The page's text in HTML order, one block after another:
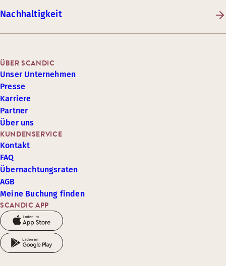
Nachhaltigkeit
SCANDIC APP
KUNDENSERVICE
Kontakt
FAQ
Übernachtungsraten
AGB
Meine Buchung finden
ÜBER SCANDIC
Unser Unternehmen
Presse
Karriere
Partner
Über uns